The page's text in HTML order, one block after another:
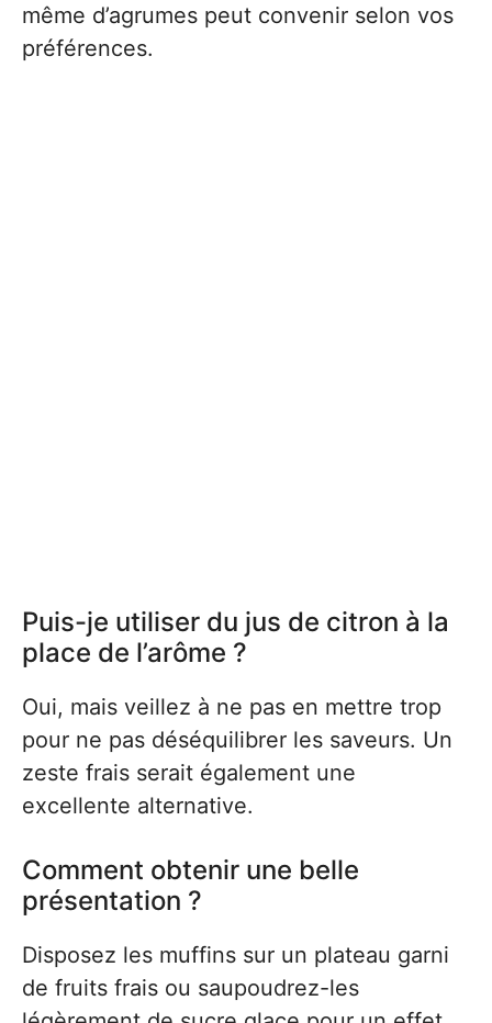
même d’agrumes peut convenir selon vos
préférences.
Puis-je utiliser du jus de citron à la
place de l’arôme ?
Oui, mais veillez à ne pas en mettre trop
pour ne pas déséquilibrer les saveurs. Un
zeste frais serait également une
excellente alternative.
Comment obtenir une belle
présentation ?
Disposez les muffins sur un plateau garni
de fruits frais ou saupoudrez-les